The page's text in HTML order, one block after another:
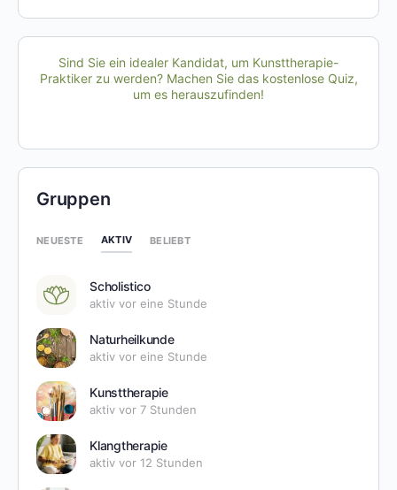
Sind Sie ein idealer Kandidat, um Kunsttherapie-
Praktiker zu werden? Machen Sie das kostenlose Quiz,
um es herauszufinden!
Gruppen
NEUESTE AKTIV BELIEBT
Scholistico
aktiv vor eine Stunde
Naturheilkunde
aktiv vor eine Stunde
Kunsttherapie
aktiv vor 7 Stunden
Klangtherapie
aktiv vor 12 Stunden